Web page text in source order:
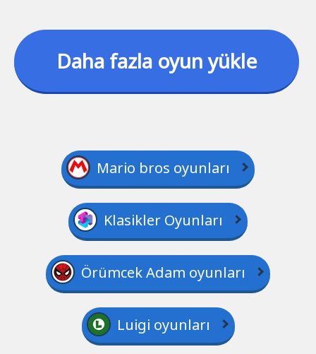
Daha fazla oyun yükle
Mario bros oyunları
Klasikler Oyunları
Örümcek Adam oyunları
Luigi oyunları